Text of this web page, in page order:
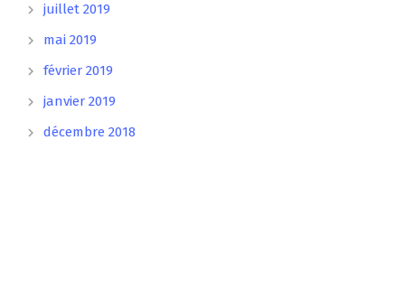
juillet 2019
mai 2019
février 2019
janvier 2019
décembre 2018